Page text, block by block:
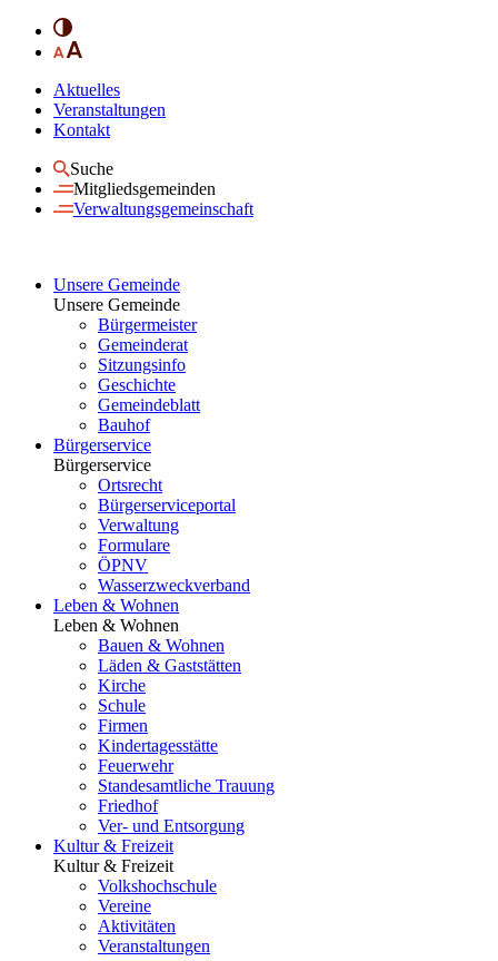
Aktuelles
Veranstaltungen
Kontakt
Suche
Mitgliedsgemeinden
Verwaltungsgemeinschaft
Unsere Gemeinde
Unsere Gemeinde
Bürgermeister
Gemeinderat
Sitzungsinfo
Geschichte
Gemeindeblatt
Bauhof
Bürgerservice
Bürgerservice
Ortsrecht
Bürgerserviceportal
Verwaltung
Formulare
ÖPNV
Wasserzweckverband
Leben & Wohnen
Leben & Wohnen
Bauen & Wohnen
Läden & Gaststätten
Kirche
Schule
Firmen
Kindertagesstätte
Feuerwehr
Standesamtliche Trauung
Friedhof
Ver- und Entsorgung
Kultur & Freizeit
Kultur & Freizeit
Volkshochschule
Vereine
Aktivitäten
Veranstaltungen